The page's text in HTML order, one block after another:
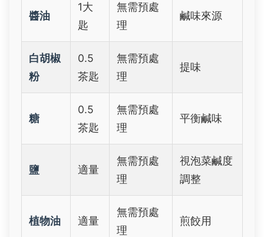
醬油
1大
匙
無需預處
理
鹹味來源
白胡椒
粉
0.5
茶匙
無需預處
理
提味
糖
0.5
茶匙
無需預處
理
平衡鹹味
鹽 適量
無需預處
理
視泡菜鹹度
調整
植物油 適量
無需預處
理
煎餃用